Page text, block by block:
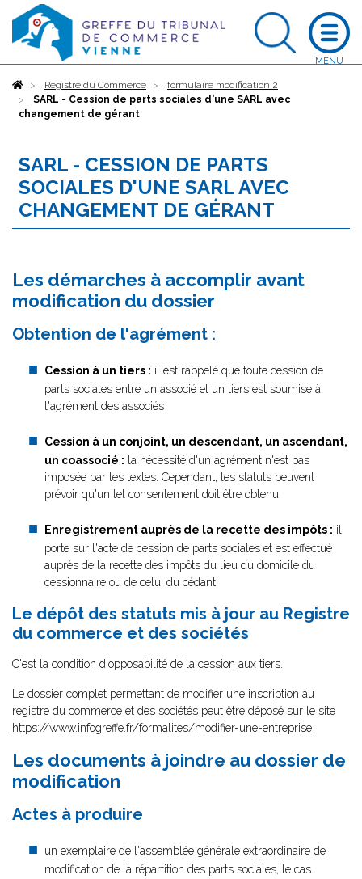
AccueilRegistre du Commerce
formulaire modification 2
SARL - Cession de parts sociales d'une SARL avec
changement de gérant
SARL - CESSION DE PARTS
SOCIALES D'UNE SARL AVEC
CHANGEMENT DE GÉRANT
Les démarches à accomplir avant
modification du dossier
Obtention de l'agrément :
Cession à un tiers : il est rappelé que toute cession de
parts sociales entre un associé et un tiers est soumise à
l'agrément des associés
Cession à un conjoint, un descendant, un ascendant,
un coassocié : la nécessité d'un agrément n'est pas
imposée par les textes. Cependant, les statuts peuvent
prévoir qu'un tel consentement doit être obtenu
Enregistrement auprès de la recette des impôts : il
porte sur l'acte de cession de parts sociales et est effectué
auprès de la recette des impôts du lieu du domicile du
cessionnaire ou de celui du cédant
Le dépôt des statuts mis à jour au Registre
du commerce et des sociétés
C'est la condition d'opposabilité de la cession aux tiers.
Le dossier complet permettant de modifier une inscription au
registre du commerce et des sociétés peut être déposé sur le site
https://www.infogreffe.fr/formalites/modifier-une-entreprise
Les documents à joindre au dossier de
modification
Actes à produire
un exemplaire de l'assemblée générale extraordinaire de
modification de la répartition des parts sociales, le cas